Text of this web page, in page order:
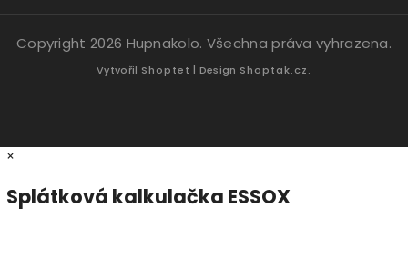
Copyright 2026 Hupnakolo. Všechna práva vyhrazena.
Vytvořil Shoptet | Design Shoptak.cz.
×
Splátková kalkulačka ESSOX